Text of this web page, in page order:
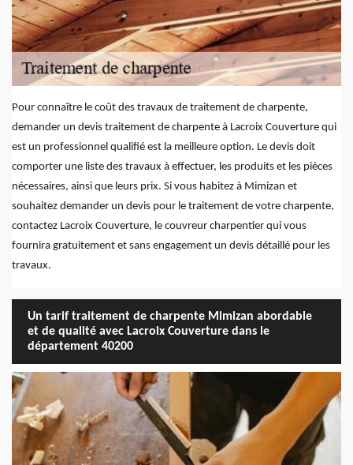
Pour connaître le coût des travaux de traitement de charpente,
demander un devis traitement de charpente à Lacroix Couverture qui
est un professionnel qualifié est la meilleure option. Le devis doit
comporter une liste des travaux à effectuer, les produits et les pièces
nécessaires, ainsi que leurs prix. Si vous habitez à Mimizan et
souhaitez demander un devis pour le traitement de votre charpente,
contactez Lacroix Couverture, le couvreur charpentier qui vous
fournira gratuitement et sans engagement un devis détaillé pour les
travaux.
Un tarif traitement de charpente Mimizan abordable
et de qualité avec Lacroix Couverture dans le
département 40200